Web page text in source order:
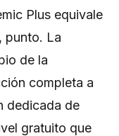
Plus equivale
punto. La
de la
completa a
dedicada de
gratuito que